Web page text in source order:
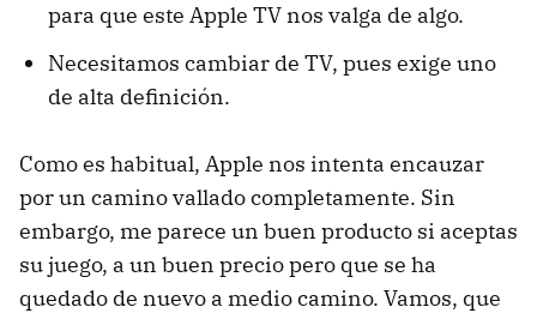
para que este Apple TV nos valga de algo.
Necesitamos cambiar de TV, pues exige uno
de alta definición.
Como es habitual, Apple nos intenta encauzar
por un camino vallado completamente. Sin
embargo, me parece un buen producto si aceptas
su juego, a un buen precio pero que se ha
quedado de nuevo a medio camino. Vamos, que